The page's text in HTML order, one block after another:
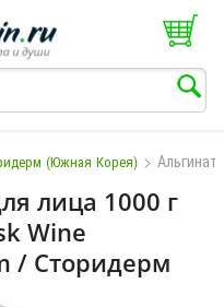
(Южная Корея) >
лица 1000 г
Wine
/ Сторидерм
V W